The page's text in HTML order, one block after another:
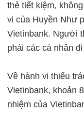
thẻ tiết kiệm,
vi của Huyền Như
Vietinbank. Người
phải các cá nhân
Về hành vi thiếu
Vietinbank, khoản
nhiệm của